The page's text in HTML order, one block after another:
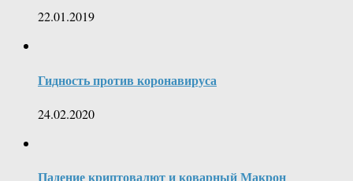
22.01.2019
Гидность против коронавируса
24.02.2020
Падение криптовалют и коварный Макрон